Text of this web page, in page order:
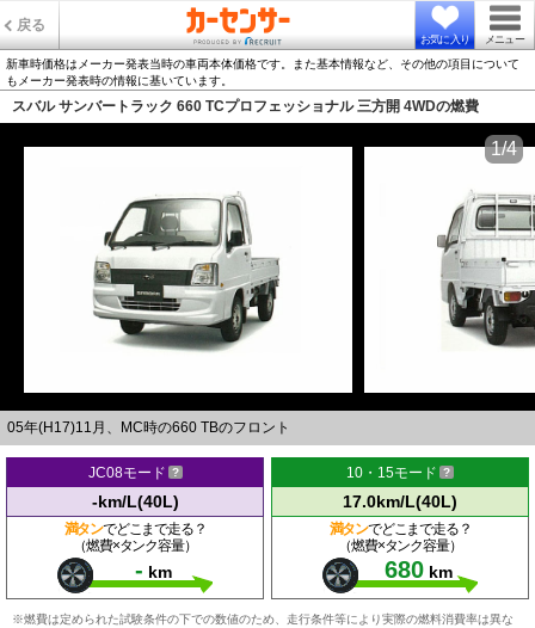
戻る
お気に入り メニュー
新車時価格はメーカー発表当時の車両本体価格です。また基本情報など、その他の項目について
もメーカー発表時の情報に基いています。
スバル サンバートラック 660 TCプロフェッショナル 三方開 4WDの燃費
05年(H17)11月、MC時の660 TBのフロント
1/4
JC08モード
-km/L(40L)
満タンでどこまで走る？
（燃費×タンク容量）
- km
10・15モード
17.0km/L(40L)
満タンでどこまで走る？
（燃費×タンク容量）
680 km
※燃費は定められた試験条件の下での数値のため、走行条件等により実際の燃料消費率は異な